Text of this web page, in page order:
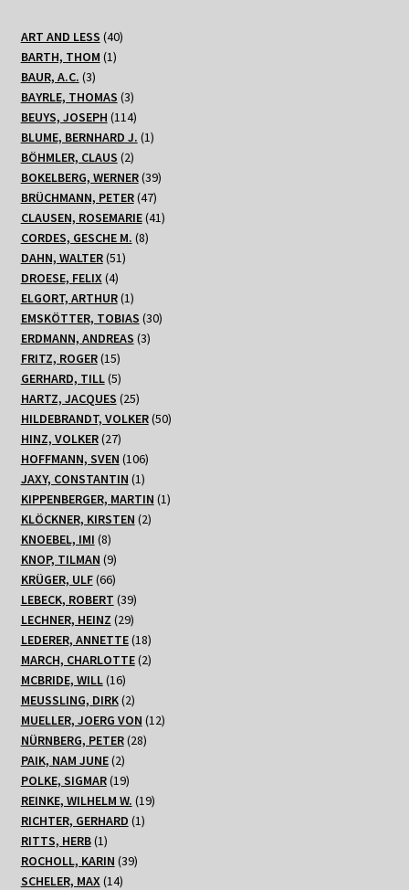
ART AND LESS 4040
BARTH, THOM 11
BAUR, A.C. 33
Produkte
BAYRLE, THOMAS 33
Produkte
BEUYS, JOSEPH 114114
Produkte
BLUME, BERNHARD J. 11
BÖHMLER, CLAUS 22
Produkte
BOKELBERG, WERNER 3939
BRÜCHMANN, PETER 4747
Produkte
CLAUSEN, ROSEMARIE 4141
CORDES, GESCHE M. 88
DAHN, WALTER 5151
DROESE, FELIX 44
Produkte
ELGORT, ARTHUR 11
Produkt
EMSKÖTTER, TOBIAS 3030
ERDMANN, ANDREAS 33
FRITZ, ROGER 1515
Produkte
GERHARD, TILL 55
Produkte
HARTZ, JACQUES 2525
Produkte
HILDEBRANDT, VOLKER 5050
HINZ, VOLKER 2727
Produkte
HOFFMANN, SVEN 106106
Produkte
JAXY, CONSTANTIN 11
Produkt
KIPPENBERGER, MARTIN 11
KLÖCKNER, KIRSTEN 22
KNOEBEL, IMI 88
Produkte
KNOP, TILMAN 99
Produkte
KRÜGER, ULF 6666
Produkte
LEBECK, ROBERT 3939
Produkte
LECHNER, HEINZ 2929
Produkte
LEDERER, ANNETTE 1818
Produkte
MARCH, CHARLOTTE 22
MCBRIDE, WILL 1616
Produkte
MEUSSLING, DIRK 22
Produkte
MUELLER, JOERG VON 1212
NÜRNBERG, PETER 2828
PAIK, NAM JUNE 22
Produkte
POLKE, SIGMAR 1919
Produkte
REINKE, WILHELM W. 1919
RICHTER, GERHARD 11
RITTS, HERB 11
Produkt
ROCHOLL, KARIN 3939
SCHELER, MAX 1414